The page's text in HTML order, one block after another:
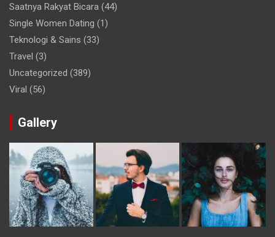
Saatnya Rakyat Bicara (44)
Single Women Dating (1)
Teknologi & Sains (33)
Travel (3)
Uncategorized (389)
Viral (56)
Gallery